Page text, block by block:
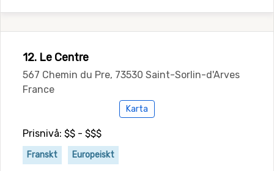
12. Le Centre
567 Chemin du Pre, 73530 Saint-Sorlin-d'Arves
France
Karta
Prisnivå: $$ - $$$
Franskt Europeiskt